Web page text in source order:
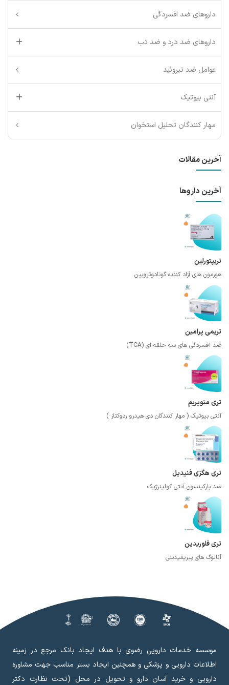
داروهای ضد افسردگی
داروهای ضد درد و ضد تب
عوامل ضد تیروئید
آنتی بیوتیک
مهار کنندگان تحلیل استخوان
آخرین مقالات
آخرین داروها
تریپتورلین
هورمون های آزاد کننده گونادوتروپین
تریمی پرامین
ضد افسردگی های سه حلقه ای (TCA)
تری متوپریم
آنتی بیوتیک ( مهار کنندگان دی هیدرو ردوکتاز )
تری هگزی فنیدیل
ضد پارکینسون آنتی کولینرژیک
تری فلوریدین
آنالوگ های پیریمیدینی
موسسه خدمات دارویی رضوی با هدف ایجاد بانک مرجع در زمینه
اطلاعات دارویی و پزشکی و همچنین ایجاد بستر مناسب جهت مشاوره
دارویی و خرید آسان دارو و تحویل در محل (تحت نظارت دکتر